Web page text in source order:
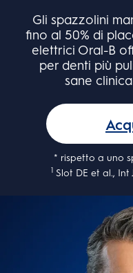
Gli spazzolini
fino al 50% di
elettrici Oral-B
per denti più
sane
* rispetto a uno
1 Slot DE et al., Int